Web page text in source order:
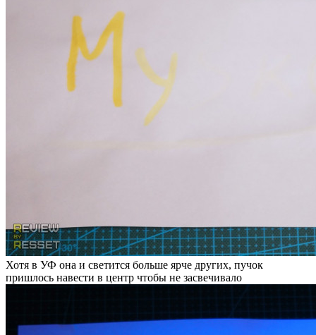
Хотя в УФ она и светится больше ярче других, пучок
пришлось навести в центр чтобы не засвечивало